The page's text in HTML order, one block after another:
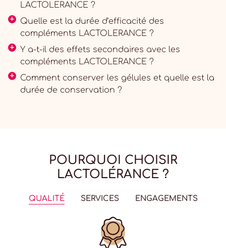
LACTOLERANCE ?
Quelle est la durée d’efficacité des
compléments LACTOLERANCE ?
Y a-t-il des effets secondaires avec les
compléments LACTOLERANCE ?
Comment conserver les gélules et quelle est la
durée de conservation ?
POURQUOI CHOISIR
LACTOLÉRANCE ?
QUALITÉ SERVICES ENGAGEMENTS